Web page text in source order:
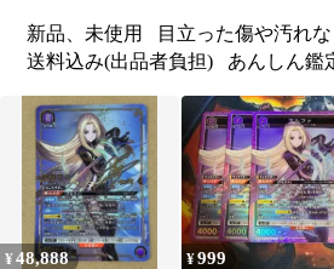
新品、未使用 目立った傷や汚れな
送料込み(出品者負担)
あんしん鑑
¥48,888 ¥999